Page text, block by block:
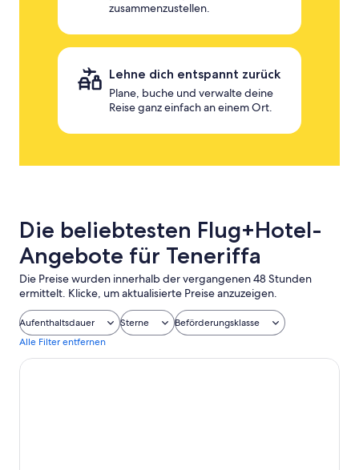
zusammenzustellen.
Lehne dich entspannt zurück
Plane, buche und verwalte deine
Reise ganz einfach an einem Ort.
Die beliebtesten Flug+Hotel-
Angebote für Teneriffa
Die Preise wurden innerhalb der vergangenen 48 Stunden
ermittelt. Klicke, um aktualisierte Preise anzuzeigen.
Aufenthaltsdauer Sterne
Beförderungsklasse
Alle Filter entfernen
Royal Tenerife Country Club